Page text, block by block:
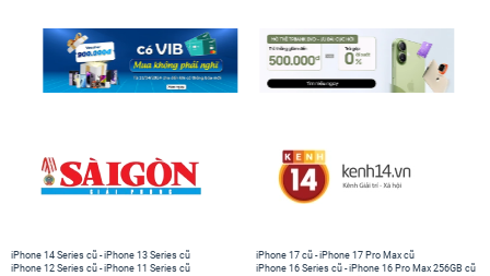
iPhone 14 Series cũ -iPhone 13 Series cũ
iPhone 12 Series cũ -iPhone 11 Series cũ
iPhone 17 cũ -iPhone 17 Pro Max cũ
iPhone 16 Series cũ - iPhone 16 Pro Max 256GB cũ